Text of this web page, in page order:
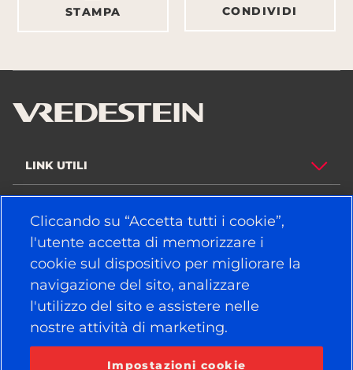
STAMPA CONDIVIDI
LINK UTILI
POLITICA
AZIENDA
RESTA COLLEGATO
YouTube
Cliccando su “Accetta tutti i cookie”,
l'utente accetta di memorizzare i
cookie sul dispositivo per migliorare la
navigazione del sito, analizzare
l'utilizzo del sito e assistere nelle
nostre attività di marketing.
Impostazioni cookie